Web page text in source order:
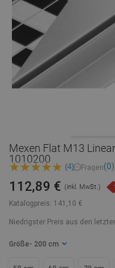
Mexen Flat M13
1010200
(4) Fragen(0)
Katalogpreis: 141,10 €
112,89 € (inkl. MwSt.)
Niedrigster Preis aus den
Größe - 200 cm